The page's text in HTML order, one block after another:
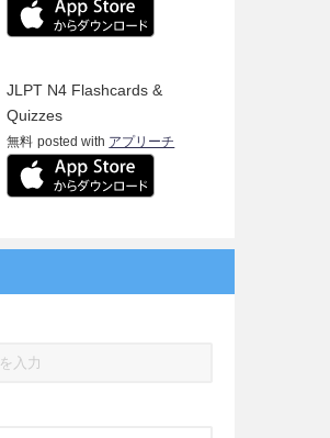
JLPT N4 Flashcards &
Quizzes
無料 posted with アプリーチ